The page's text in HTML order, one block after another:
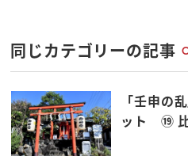
同じカテゴリーの記事
「壬申の
ット ⑲ 比